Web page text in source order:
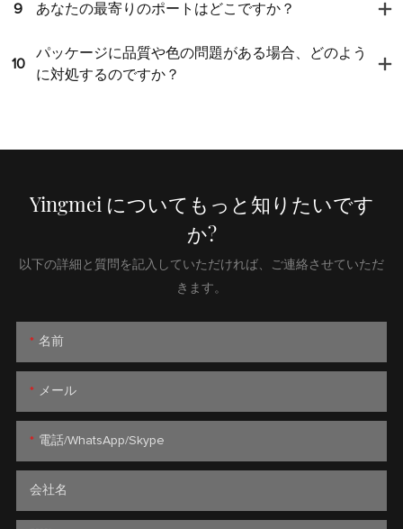
9 あなたの最寄りのポートはどこですか？
10
パッケージに品質や色の問題がある場合、どのよう
に対処するのですか？
Yingmei についてもっと知りたいです
か?
以下の詳細と質問を記入していただければ、ご連絡させていただ
きます。
名前
メール
電話/WhatsApp/Skype
会社名